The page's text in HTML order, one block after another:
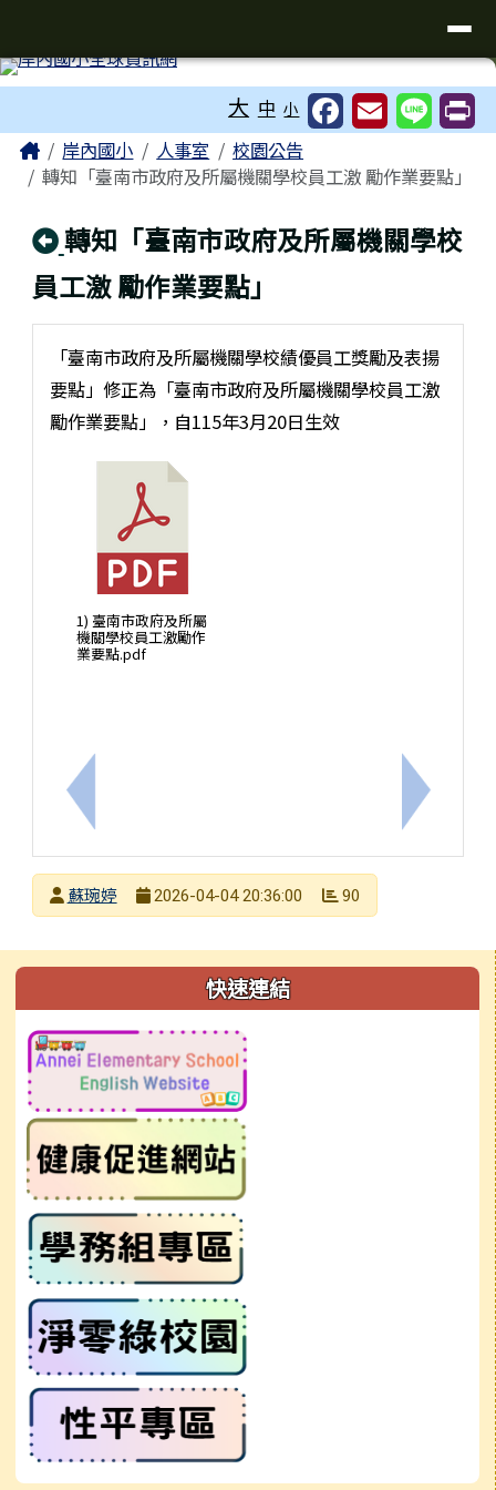
大 中 小
主內容區域
Home岸內國小 人事室
校園公告
轉知「臺南市政府及所屬機關學校員工激 勵作業要點」
回上頁
轉知「臺南市政府及所屬機關學校
員工激 勵作業要點」
上一筆：轉知臺南市政府教育局特約心理諮商機構一
「臺南市政府及所屬機關學校績優員工獎勵及表揚
要點」修正為「臺南市政府及所屬機關學校員工激
勵作業要點」，自115年3月20日生效
1) 臺南市政府及所屬
機關學校員工激勵作
業要點.pdf
下一筆：
發布者蘇琬婷
2026-04-04 20:36:00 90
左邊區域內容 快速連結
頁尾區域